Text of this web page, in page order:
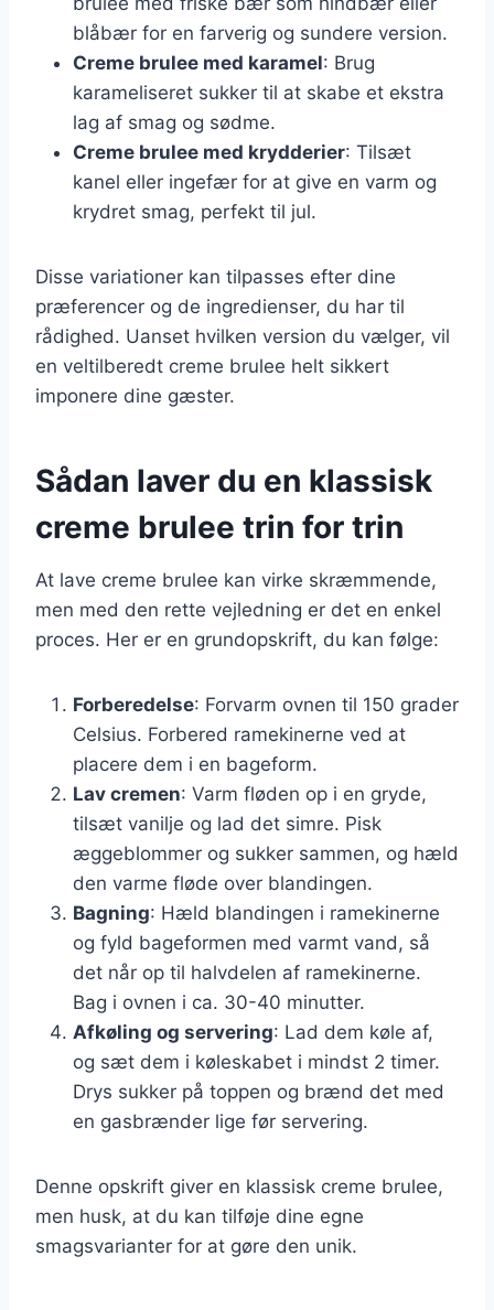
blåbær for en farverig og sundere version.
Creme brulee med karamel: Brug
karameliseret sukker til at skabe et ekstra
lag af smag og sødme.
Creme brulee med krydderier: Tilsæt
kanel eller ingefær for at give en varm og
krydret smag, perfekt til jul.
Disse variationer kan tilpasses efter dine
præferencer og de ingredienser, du har til
rådighed. Uanset hvilken version du vælger, vil
en veltilberedt creme brulee helt sikkert
imponere dine gæster.
Sådan laver du en klassisk
creme brulee trin for trin
At lave creme brulee kan virke skræmmende,
men med den rette vejledning er det en enkel
proces. Her er en grundopskrift, du kan følge:
Forberedelse: Forvarm ovnen til 150 grader
Celsius. Forbered ramekinerne ved at
placere dem i en bageform.
Lav cremen: Varm fløden op i en gryde,
tilsæt vanilje og lad det simre. Pisk
æggeblommer og sukker sammen, og hæld
den varme fløde over blandingen.
Bagning: Hæld blandingen i ramekinerne
og fyld bageformen med varmt vand, så
det når op til halvdelen af ramekinerne.
Bag i ovnen i ca. 30-40 minutter.
Afkøling og servering: Lad dem køle af,
og sæt dem i køleskabet i mindst 2 timer.
Drys sukker på toppen og brænd det med
en gasbrænder lige før servering.
Denne opskrift giver en klassisk creme brulee,
men husk, at du kan tilføje dine egne
smagsvarianter for at gøre den unik.